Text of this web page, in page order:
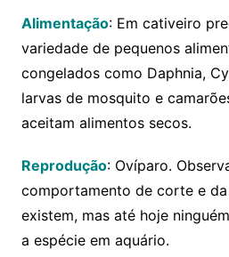
Alimentação: Em cativeiro p
variedade de pequenos
congelados como Daphnia,
larvas de mosquito e
aceitam alimentos secos.
Reprodução: Ovíparo.
comportamento de corte e
existem, mas até hoje
a espécie em aquário.